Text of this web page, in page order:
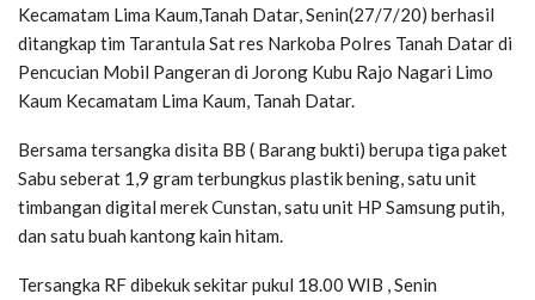
Kecamatam Lima Kaum,Tanah Datar, Senin(27/7/20) berhasil
ditangkap tim Tarantula Sat res Narkoba Polres Tanah Datar di
Pencucian Mobil Pangeran di Jorong Kubu Rajo Nagari Limo
Kaum Kecamatam Lima Kaum, Tanah Datar.
Bersama tersangka disita BB ( Barang bukti) berupa tiga paket
Sabu seberat 1,9 gram terbungkus plastik bening, satu unit
timbangan digital merek Cunstan, satu unit HP Samsung putih,
dan satu buah kantong kain hitam.
Tersangka RF dibekuk sekitar pukul 18.00 WIB , Senin